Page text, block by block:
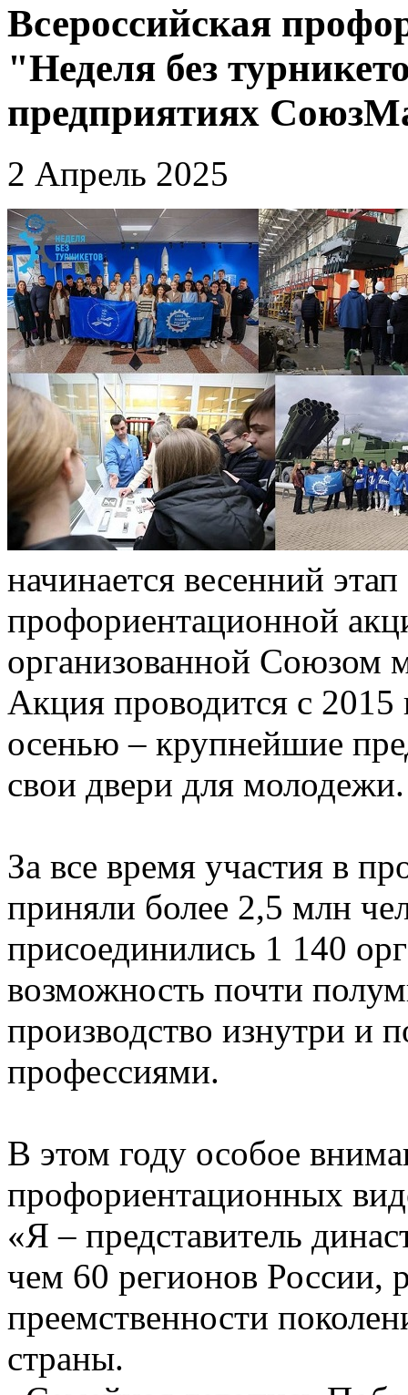
Всероссийская
"Неделя без
предприятиях
2 Апрель 2025
начинается весенний
профориентационной
организованной Союзом
Акция проводится с
осенью – крупнейшие
свои двери для молодежи.
За все время участия в
приняли более 2,5 млн
присоединились 1 140
возможность почти
производство изнутри и
профессиями.
В этом году особое
профориентационных
«Я – представитель
чем 60 регионов России,
преемственности
страны.